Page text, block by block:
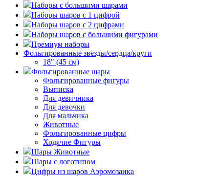
Наборы с большими шарами
Наборы шаров с 1 цифрой
Наборы шаров с 2 цифрами
Наборы шаров с большими фигурами
Премиум наборы
Фольгированные звезды/сердца/круги
18" (45 см)
Фольгированные шары
Фольгированные фигуры
Выписка
Для девичника
Для девочки
Для мальчика
Животные
Фольгированные цифры
Ходячие Фигуры
Шары Животные
Шары с логотипом
Цифры из шаров Аэромозаика